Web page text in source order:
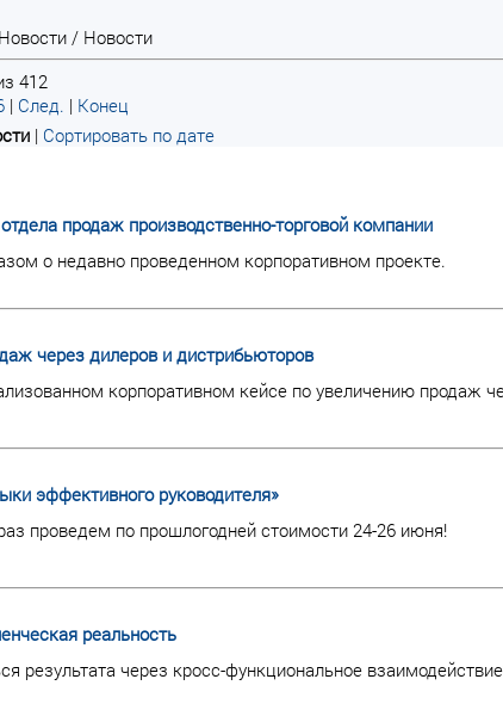
Новости / Новости
412
| След. | Конец
| Сортировать по дате
продаж производственно-торговой компании
о недавно проведенном корпоративном проекте.
через дилеров и дистрибьюторов
корпоративном кейсе по увеличению продаж
эффективного руководителя»
проведем по прошлогодней стоимости 24-26 июня!
реальность
результата через кросс-функциональное